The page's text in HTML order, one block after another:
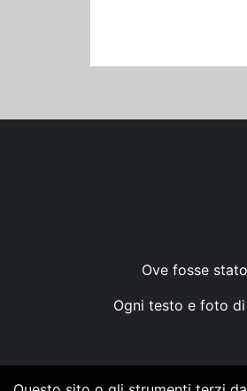
Ove fosse
Ogni testo e foto